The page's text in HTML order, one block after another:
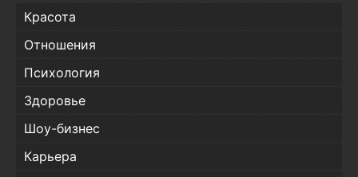
Красота
Отношения
Психология
Здоровье
Шоу-бизнес
Карьера